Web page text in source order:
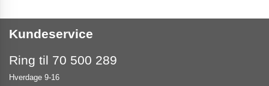
Kundeservice
Ring til 70 500 289
Hverdage 9-16